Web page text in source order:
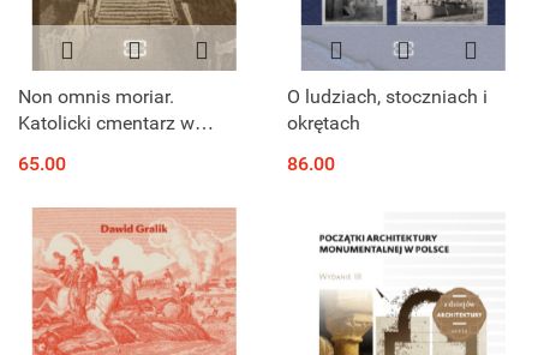
Non omnis moriar.
Katolicki cmentarz w
65.00
O ludziach, stoczniach i
okrętach
86.00